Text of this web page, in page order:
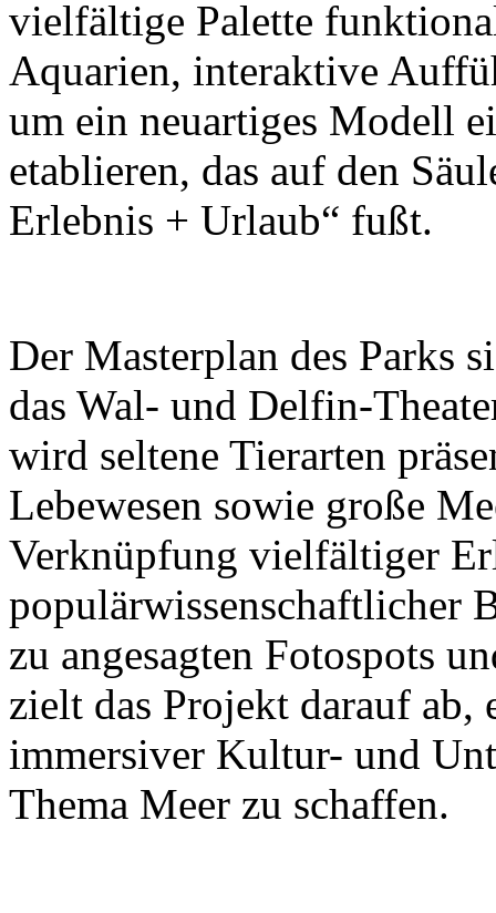
vielfältige Palette
Aquarien, interaktive
um ein neuartiges Modell
etablieren, das auf den
Erlebnis + Urlaub“ fußt.
Der Masterplan des Parks
das Wal- und Delfin-
wird seltene Tierarten
Lebewesen sowie große
Verknüpfung vielfältiger
populärwissenschaftlicher
zu angesagten Fotospots
zielt das Projekt darauf
immersiver Kultur- und
Thema Meer zu schaffen.